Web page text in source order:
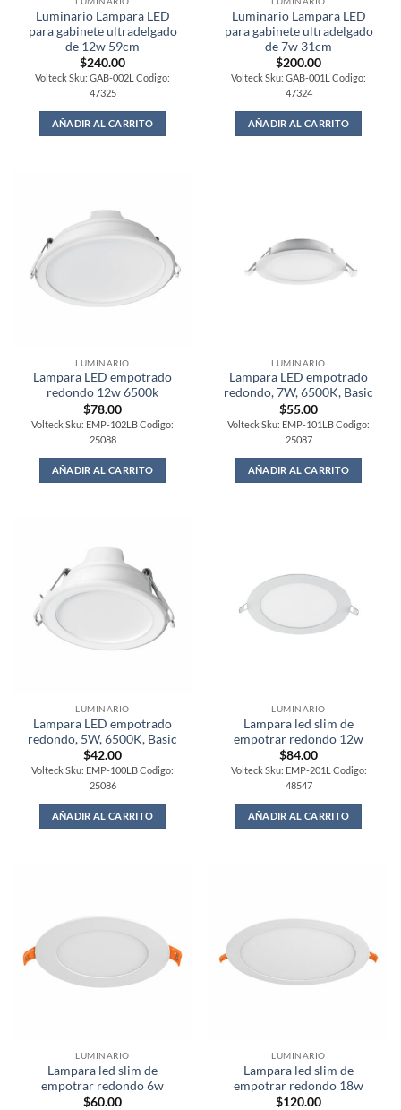
Luminario Lampara LED
para gabinete ultradelgado
de 12w 59cm
$240.00
Volteck Sku: GAB-002L Codigo:
47325
AÑADIR AL CARRITO
Luminario Lampara LED
para gabinete ultradelgado
de 7w 31cm
$200.00
Volteck Sku: GAB-001L Codigo:
47324
AÑADIR AL CARRITO
LUMINARIO
Lampara LED empotrado
redondo 12w 6500k
$78.00
Volteck Sku: EMP-102LB Codigo:
25088
AÑADIR AL CARRITO
LUMINARIO
Lampara LED empotrado
redondo, 7W, 6500K, Basic
$55.00
Volteck Sku: EMP-101LB Codigo:
25087
AÑADIR AL CARRITO
LUMINARIO
Lampara LED empotrado
redondo, 5W, 6500K, Basic
$42.00
Volteck Sku: EMP-100LB Codigo:
25086
AÑADIR AL CARRITO
LUMINARIO
Lampara led slim de
empotrar redondo 12w
$84.00
Volteck Sku: EMP-201L Codigo:
48547
AÑADIR AL CARRITO
LUMINARIO
Lampara led slim de
empotrar redondo 6w
$60.00
LUMINARIO
Lampara led slim de
empotrar redondo 18w
$120.00